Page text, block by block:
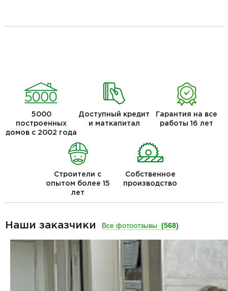
5000
построенных
домов с 2002 года
Доступный кредит
и маткапитал
Гарантия на все
работы 16 лет
Строители с
опытом более 15
лет
Собственное
производство
Наши заказчики Все фотоотзывы (568)